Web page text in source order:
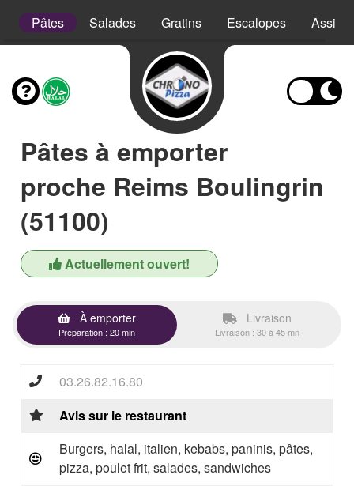
Pâtes Salades Gratins Escalopes
Pâtes à emporter
proche Reims Boulingrin
(51100)
Actuellement ouvert!
À emporter
Préparation : 20 min
Livraison
Livraison : 30 à 45 mn
03.26.82.16.80
Avis sur le restaurant
Burgers, halal, italien, kebabs, paninis, pâtes,
pizza, poulet frit, salades, sandwiches